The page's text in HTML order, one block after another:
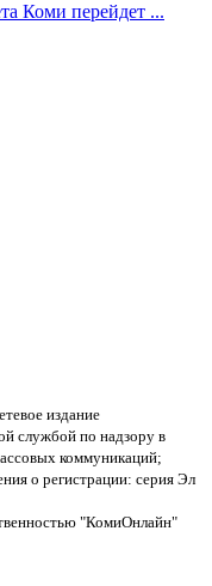
Коми перейдет ...
издание
службой по надзору в
коммуникаций;
о регистрации: серия Эл
"КомиОнлайн"